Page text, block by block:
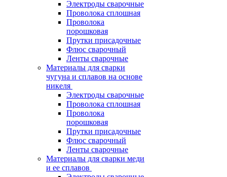
Электроды сварочные
Проволока сплошная
Проволока
порошковая
Прутки присадочные
Флюс сварочный
Ленты сварочные
Материалы для сварки
чугуна и сплавов на основе
никеля
Электроды сварочные
Проволока сплошная
Проволока
порошковая
Прутки присадочные
Флюс сварочный
Ленты сварочные
Материалы для сварки меди
и ее сплавов